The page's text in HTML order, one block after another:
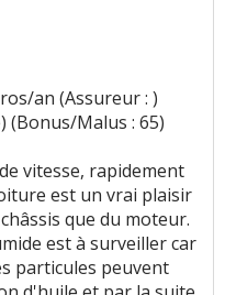
an (Assureur : )
(Bonus/Malus : 65)
vitesse, rapidement
est un vrai plaisir
que du moteur.
est à surveiller car
particules peuvent